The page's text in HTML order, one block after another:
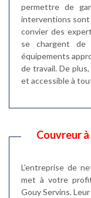
permettre de
interventions
convier des
se chargent
équipements
de travail. De
et accessible à
Couvreur
L’entreprise de
met à votre
Gouy Servins.